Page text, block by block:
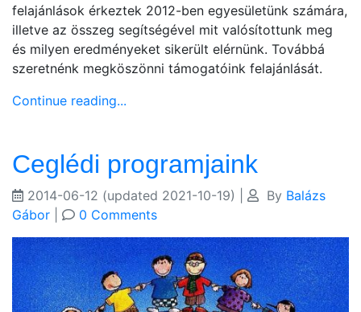
felajánlások érkeztek 2012-ben egyesületünk számára,
illetve az összeg segítségével mit valósítottunk meg
és milyen eredményeket sikerült elérnünk. Továbbá
szeretnénk megköszönni támogatóink felajánlását.
Continue reading...
Ceglédi programjaink
2014-06-12 (updated 2021-10-19) By Balázs
Gábor
0 Comments